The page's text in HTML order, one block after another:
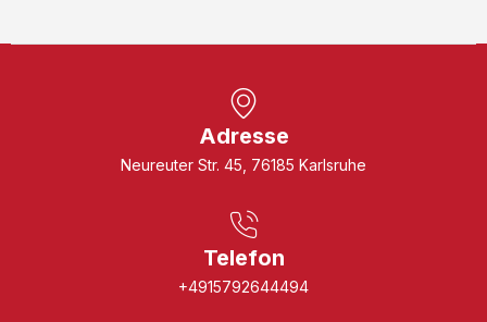
Adresse
Neureuter Str. 45, 76185 Karlsruhe
Telefon
+4915792644494